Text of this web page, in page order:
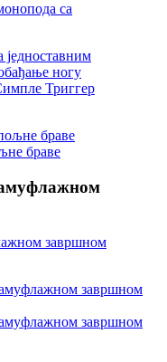
са
Триггер
браве